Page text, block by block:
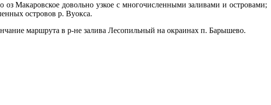
Макаровское довольно узкое с многочисленными заливами и островами;
островов р. Вуокса.
маршрута в р-не залива Лесопильный на окраинах п. Барышево.